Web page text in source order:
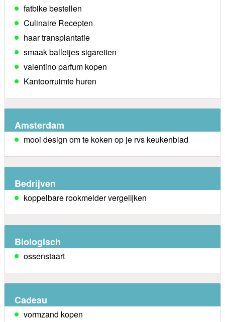
fatbike bestellen
Culinaire Recepten
haar transplantatie
smaak balletjes sigaretten
valentino parfum kopen
Kantoorruimte huren
Amsterdam
mooi design om te koken op je rvs keukenblad
Bedrijven
koppelbare rookmelder vergelijken
Biologisch
ossenstaart
Cadeau
vormzand kopen